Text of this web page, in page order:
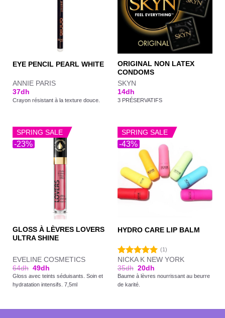
EYE PENCIL PEARL WHITE
ANNIE PARIS
37dh
Crayon résistant à la texture douce.
ORIGINAL NON LATEX
CONDOMS
SKYN
14dh
3 PRÉSERVATIFS
-23%
SPRING SALE
GLOSS À LÈVRES LOVERS
ULTRA SHINE
EVELINE COSMETICS
64dh 49dh
Gloss avec teints séduisants. Soin et
hydratation intensifs. 7,5ml
-43%
SPRING SALE
HYDRO CARE LIP BALM
Note5.00
sur 5
(1)
NICKA K NEW YORK
35dh 20dh
Baume à lèvres nourrissant au beurre
de karité.